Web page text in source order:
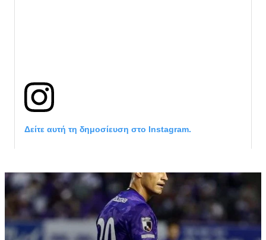
Δείτε αυτή τη δημοσίευση στο Instagram.